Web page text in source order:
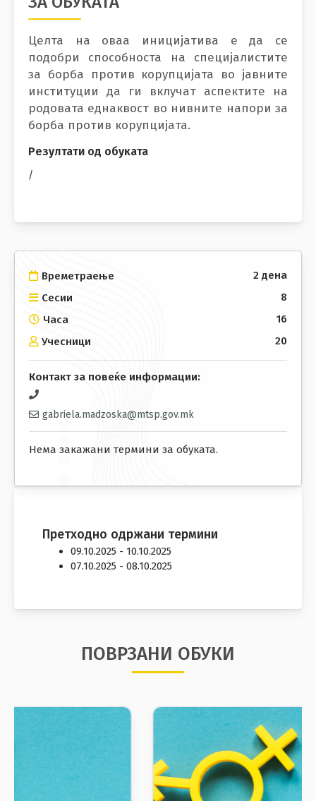
Целта на оваа иницијатива е да се
подобри способноста на специјалистите
за борба против корупцијата во јавните
институции да ги вклучат аспектите на
родовата еднаквост во нивните напори за
борба против корупцијата.
Резултати од обуката
/
Времетраење
2 дена
Сесии
8
Часа
16
Учесници
20
Контакт за повеќе информации:
gabriela.madzoska@mtsp.gov.mk
Нема закажани термини за обуката.
Претходно одржани термини
09.10.2025 - 10.10.2025
07.10.2025 - 08.10.2025
ПОВРЗАНИ ОБУКИ